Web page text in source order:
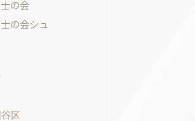
の会
の会シュ
区